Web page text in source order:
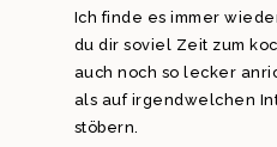
Ich finde es immer
du dir soviel Zeit zum
auch noch so lecker
als auf irgendwelchen
stöbern.